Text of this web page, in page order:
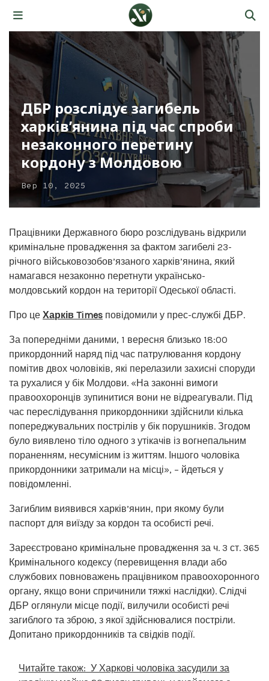
ДБР розслідує загибель
харків’янина під час спроби
незаконного перетину
кордону з Молдовою
Вер 10, 2025
Працівники Державного бюро розслідувань відкрили
кримінальне провадження за фактом загибелі 23-
річного військовозобов’язаного харків’янина, який
намагався незаконно перетнути українсько-
молдовський кордон на території Одеської області.
Про це Харків Times повідомили у прес-службі ДБР.
За попередніми даними, 1 вересня близько 18:00
прикордонний наряд під час патрулювання кордону
помітив двох чоловіків, які перелазили захисні споруди
та рухалися у бік Молдови. «На законні вимоги
правоохоронців зупинитися вони не відреагували. Під
час переслідування прикордонники здійснили кілька
попереджувальних пострілів у бік порушників. Згодом
було виявлено тіло одного з утікачів із вогнепальним
пораненням, несумісним із життям. Іншого чоловіка
прикордонники затримали на місці», – йдеться у
повідомленні.
Загиблим виявився харків’янин, при якому були
паспорт для виїзду за кордон та особисті речі.
Зареєстровано кримінальне провадження за ч. 3 ст. 365
Кримінального кодексу (перевищення влади або
службових повноважень працівником правоохоронного
органу, якщо вони спричинили тяжкі наслідки). Слідчі
ДБР оглянули місце події, вилучили особисті речі
загиблого та зброю, з якої здійснювалися постріли.
Допитано прикордонників та свідків події.
Читайте також: У Харкові чоловіка засудили за